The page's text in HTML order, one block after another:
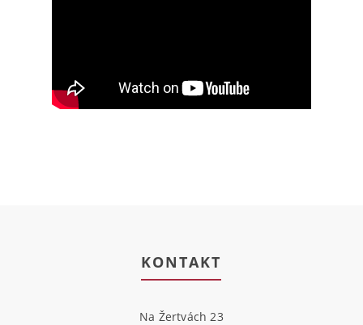
KONTAKT
Na Žertvách 23